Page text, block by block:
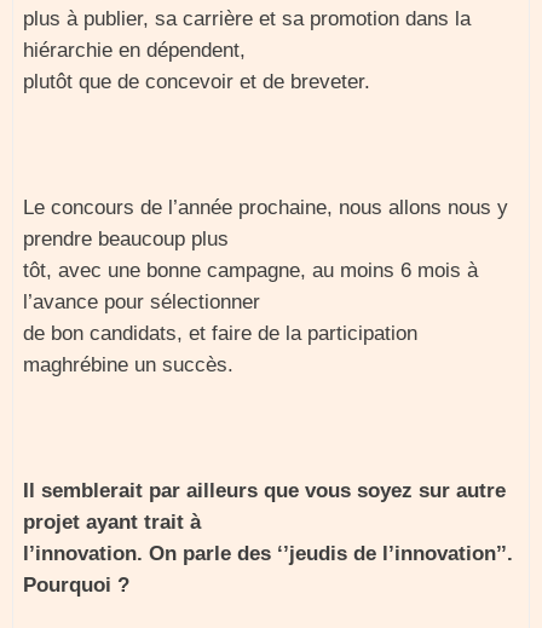
plus à publier, sa carrière et sa promotion dans la
hiérarchie en dépendent,
plutôt que de concevoir et de breveter.
Le concours de l’année prochaine, nous allons nous y
prendre beaucoup plus
tôt, avec une bonne campagne, au moins 6 mois à
l’avance pour sélectionner
de bon candidats, et faire de la participation
maghrébine un succès.
Il semblerait par ailleurs que vous soyez sur autre
projet ayant trait à
l’innovation. On parle des ‘’jeudis de l’innovation’’.
Pourquoi ?